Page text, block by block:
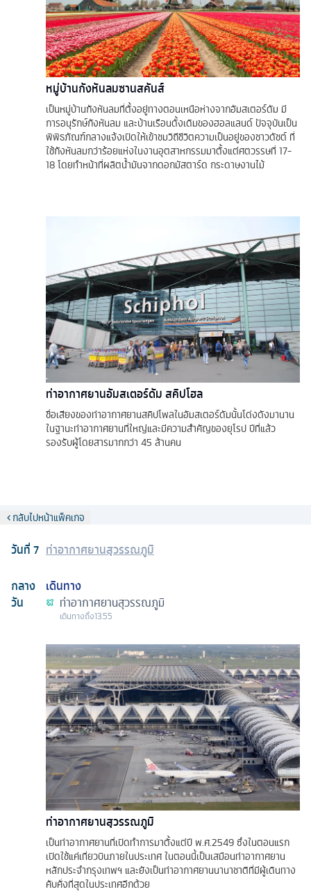
หมู่บ้านกังหันลมซานสคันส์
เป็นหมู่บ้านกังหันลมที่ตั้งอยู่ทางตอนเหนือห่างจากอัมสเตอร์ดัม มี
การอนุรักษ์กังหันลม และบ้านเรือนดั้งเดิมของฮอลแลนด์ ปัจจุบันเป็น
พิพิธภัณฑ์กลางแจ้งเปิดให้เข้าชมวิถีชีวิตความเป็นอยู่ของชาวดัชต์ ที่
ใช้กังหันลมกว่าร้อยแห่งในงานอุตสาหกรรมมาตั้งแต่ศตวรรษที่ 17-
18 โดยทำหน้าที่ผลิตน้ำมันจากดอกมัสตาร์ด กระดาษงานไม้
ท่าอากาศยานอัมสเตอร์ดัม สคิปโฮล
ชื่อเสียงของท่าอากาศยานสคิปโพลในอัมสเตอร์ดัมนั้นโด่งดังมานาน
ในฐานะท่าอากาศยานที่ใหญ่และมีความสำคัญของยุโรป ปีที่แล้ว
รองรับผู้โดยสารมากกว่า 45 ล้านคน
กลับไปหน้าแพ็คเกจ
วันที่7 ท่าอากาศยานสุวรรณภูมิ
กลาง
วัน
เดินทาง
ท่าอากาศยานสุวรรณภูมิ
เดินทางถึง13.55
ท่าอากาศยานสุวรรณภูมิ
เป็นท่าอากาศยานที่เปิดทำการมาตั้งแต่ปี พ.ศ.2549 ซึ่งในตอนแรก
เปิดใช้แค่เที่ยวบินภายในประเทศ ในตอนนี้เป็นเสมือนท่าอากาศยาน
หลักประจำกรุงเทพฯ และยังเป็นท่าอากาศยานนานาชาติที่มีผู้เดินทาง
คับคั่งที่สุดในประเทศอีกด้วย